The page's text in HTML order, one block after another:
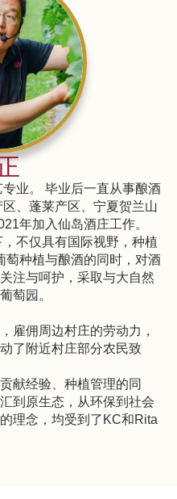
业。 毕业后一直从事酿酒
、蓬莱产区、宁夏贺兰山
年加入仙岛酒庄工作。
不仅具有国际视野，种植
萄种植与酿酒的同时，对酒
注与呵护，采取与大自然
萄园。
雇佣周边村庄的劳动力，
了附近村庄部分农民致
献经验、种植管理的同
到原生态，从环保到社会
理念，均受到了KC和Rita